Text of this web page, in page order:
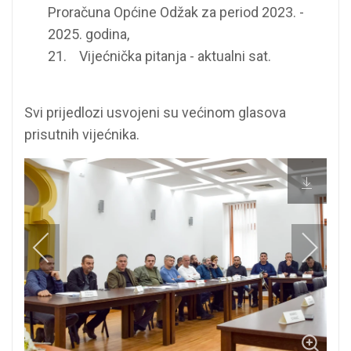
Proračuna Općine Odžak za period 2023. -
2025. godina,
21. Vijećnička pitanja - aktualni sat.
Svi prijedlozi usvojeni su većinom glasova
prisutnih vijećnika.